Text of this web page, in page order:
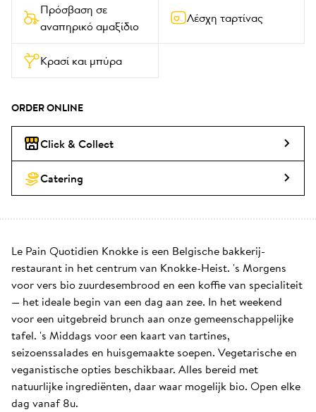
Πρόσβαση σε
αναπηρικό αμαξίδιο
Λέσχη ταρτίνας
Κρασί και μπύρα
ORDER ONLINE
Click & Collect
Catering
Le Pain Quotidien Knokke is een Belgische bakkerij-
restaurant in het centrum van Knokke-Heist. 's Morgens
voor vers bio zuurdesembrood en een koffie van specialiteit
— het ideale begin van een dag aan zee. In het weekend
voor een uitgebreid brunch aan onze gemeenschappelijke
tafel. 's Middags voor een kaart van tartines,
seizoenssalades en huisgemaakte soepen. Vegetarische en
veganistische opties beschikbaar. Alles bereid met
natuurlijke ingrediënten, daar waar mogelijk bio. Open elke
dag vanaf 8u.